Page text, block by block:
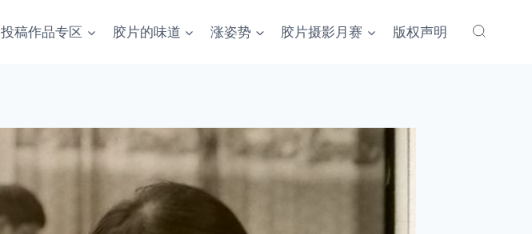
投稿作品专区 胶片的味道 涨姿势 胶片摄影月赛 版权声明